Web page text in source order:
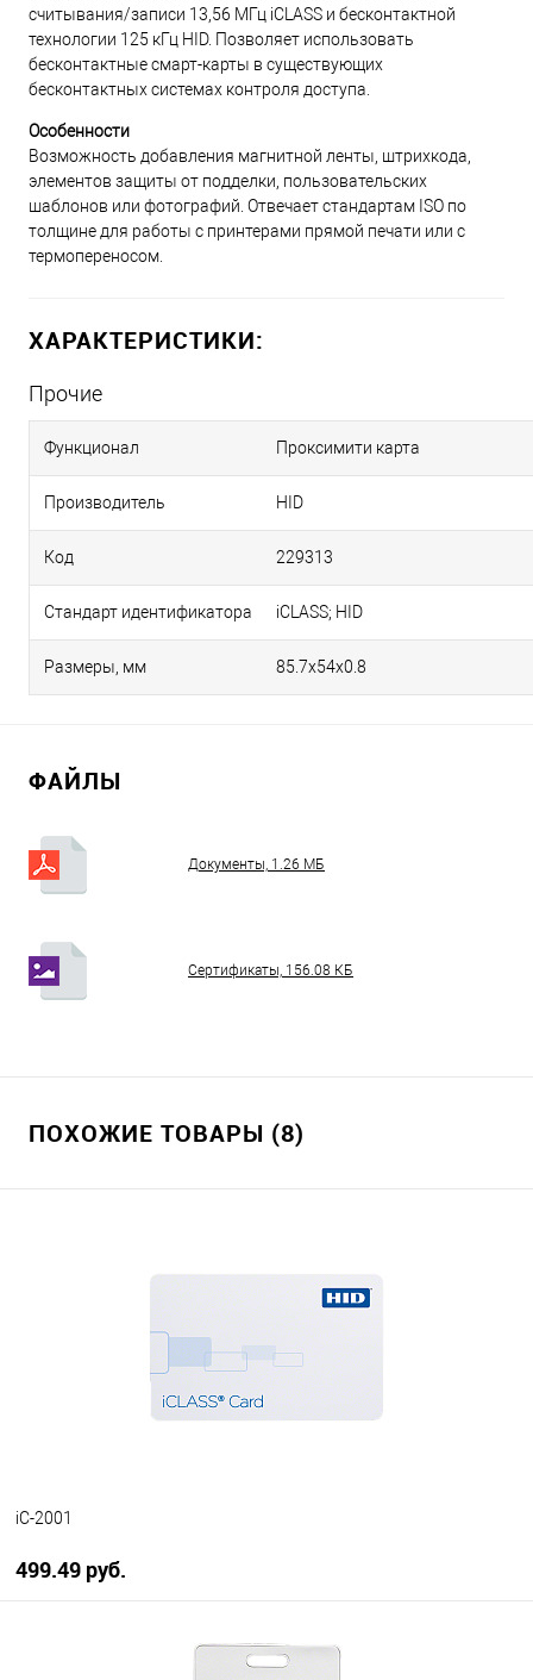
считывания/записи 13,56 МГц iCLASS и бесконтактной
технологии 125 кГц HID. Позволяет использовать
бесконтактные смарт-карты в существующих
бесконтактных системах контроля доступа.
Особенности
Возможность добавления магнитной ленты, штрихкода,
элементов защиты от подделки, пользовательских
шаблонов или фотографий. Отвечает стандартам ISO по
толщине для работы с принтерами прямой печати или с
термопереносом.
ХАРАКТЕРИСТИКИ:
Прочие
Функционал Проксимити карта
Производитель HID
Код 229313
Стандарт идентификатора iCLASS; HID
Размеры, мм 85.7х54х0.8
ФАЙЛЫ
Документы, 1.26 МБ
Сертификаты, 156.08 КБ
ПОХОЖИЕ ТОВАРЫ (8)
iC-2001
499.49 руб.